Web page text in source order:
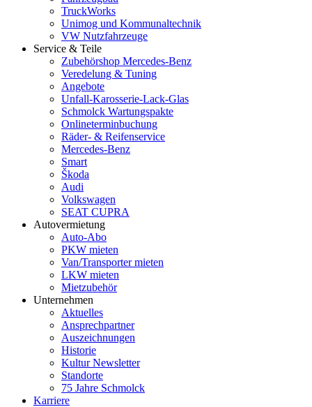
TruckWorks
Unimog und Kommunaltechnik
VW Nutzfahrzeuge
Service & Teile
Zubehörshop Mercedes-Benz
Veredelung & Tuning
Angebote
Unfall-Karosserie-Lack-Glas
Schmolck Wartungspakte
Onlineterminbuchung
Räder- & Reifenservice
Mercedes-Benz
Smart
Škoda
Audi
Volkswagen
SEAT CUPRA
Autovermietung
Auto-Abo
PKW mieten
Van/Transporter mieten
LKW mieten
Mietzubehör
Unternehmen
Aktuelles
Ansprechpartner
Auszeichnungen
Historie
Kultur Newsletter
Standorte
75 Jahre Schmolck
Karriere